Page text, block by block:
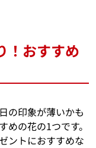
！おすすめ
の印象が薄いかも
の花の1つです。
ントにおすすめな